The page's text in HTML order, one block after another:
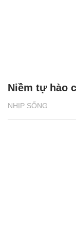
NHỊP SỐNG
Niềm tự hào